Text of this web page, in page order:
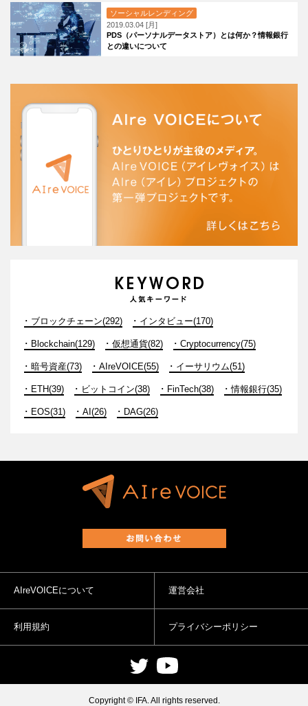
ソーシャルレンディング
2019.03.04 [月]
PDS（パーソナルデータストア）とは何か？情報銀行
との違いについて
ブロックチェーン(292) インタビュー(170)
Blockchain(129) 仮想通貨(82) Cryptocurrency(75)
暗号資産(73) AIreVOICE(55) イーサリウム(51)
ETH(39) ビットコイン(38) FinTech(38) 情報銀行(35)
EOS(31) AI(26) DAG(26)
AIreVOICEについて 運営会社
利用規約 プライバシーポリシー
Copyright © IFA. All rights reserved.